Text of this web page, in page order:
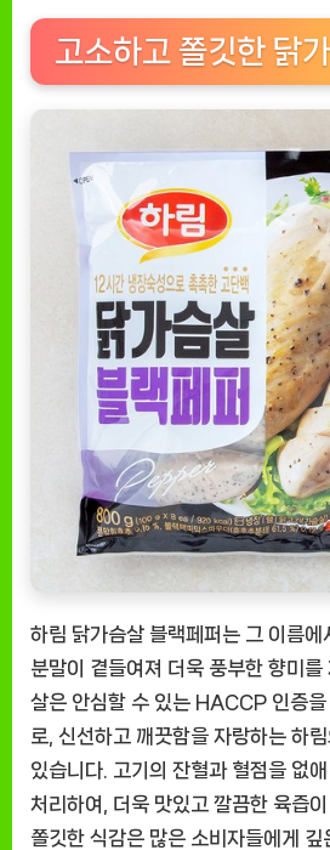
고소하고 쫄깃한 닭
하림 닭가슴살 블랙페퍼는 그 이름
분말이 곁들여져 더욱 풍부한 향미
살은 안심할 수 있는 HACCP 인증을
로, 신선하고 깨끗함을 자랑하는 하
있습니다. 고기의 잔혈과 혈점을 없
처리하여, 더욱 맛있고 깔끔한 육즙
쫄깃한 식감은 많은 소비자들에게